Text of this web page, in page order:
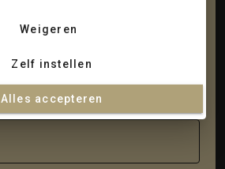
Weigeren
Zelf instellen
Alles accepteren